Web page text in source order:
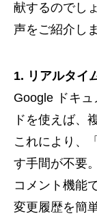
献するのでし
声をご紹介し
1. リアルタイ
Google ドキ
ドを使えば、
これにより、
す手間が不要。
コメント機能
変更履歴を簡